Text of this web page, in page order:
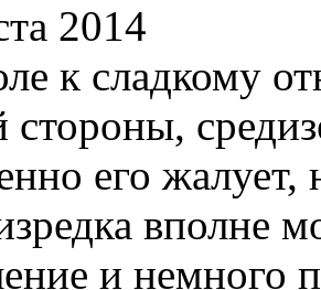
2014
к сладкому
его
вполне
и немного